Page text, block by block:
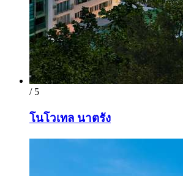
/ 5
โนโวเทล นาตรัง